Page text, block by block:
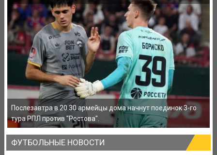
Послезавтра в 20.30 армейцы дома начнут поединок 3-го
тура РПЛ против "Ростова".
ФУТБОЛЬНЫЕ НОВОСТИ